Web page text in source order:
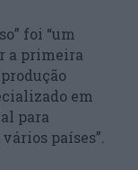
foi “um
a primeira
em
para
países”.